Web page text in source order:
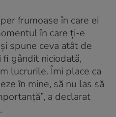
frumoase în care ei
în care ți-e
spune ceva atât de
gândit niciodată,
lucrurile. Îmi place ca
în mine, să nu las să
a declarat